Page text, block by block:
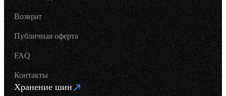
Возврат
Публичная оферта
FAQ
Контакты
Хранение шин